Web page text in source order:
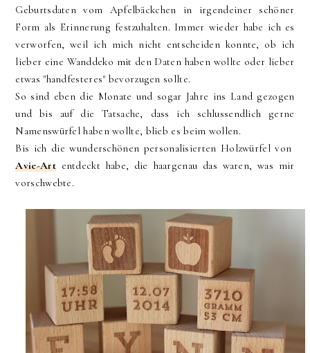
Geburtsdaten vom Apfelbäckchen in irgendeiner schöner
Form als Erinnerung festzuhalten. Immer wieder habe ich es
verworfen, weil ich mich nicht entscheiden konnte, ob ich
lieber eine Wanddeko mit den Daten haben wollte oder lieber
etwas "handfesteres" bevorzugen sollte.
So sind eben die Monate und sogar Jahre ins Land gezogen
und bis auf die Tatsache, dass ich schlussendlich gerne
Namenswürfel haben wollte, blieb es beim wollen.
Bis ich die wunderschönen personalisierten Holzwürfel von
Avie-Artentdeckt habe, die haargenau das waren, was mir
vorschwebte.